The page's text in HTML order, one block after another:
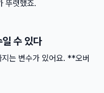
뚜렷했죠.
수 있다
는 변수가 있어요. **오버